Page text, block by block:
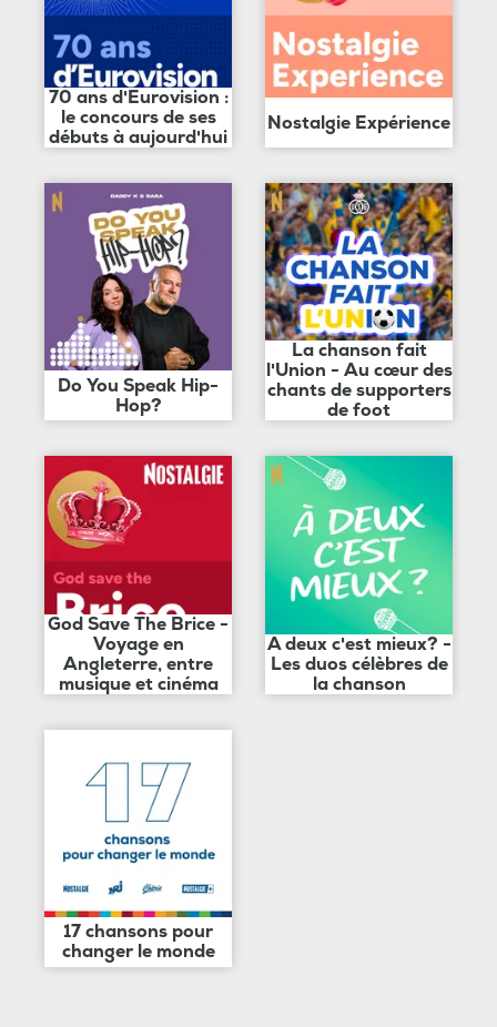
70 ans d'Eurovision :
le concours de ses
débuts à aujourd'hui
Nostalgie Expérience
Do You Speak Hip-
Hop?
La chanson fait
l'Union - Au cœur des
chants de supporters
de foot
God Save The Brice -
Voyage en
Angleterre, entre
musique et cinéma
A deux c'est mieux? -
Les duos célèbres de
la chanson
17 chansons pour
changer le monde